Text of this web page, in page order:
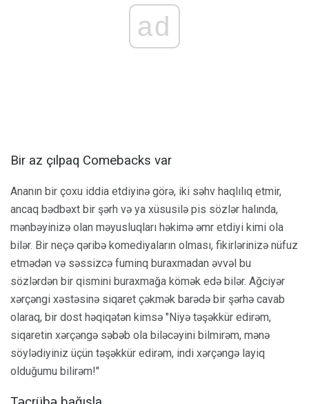
ad
Bir az çılpaq Comebacks var
Ananın bir çoxu iddia etdiyinə görə, iki səhv haqlılıq etmir,
ancaq bədbəxt bir şərh və ya xüsusilə pis sözlər halında,
mənbəyinizə olan məyusluqları həkimə əmr etdiyi kimi ola
bilər. Bir neçə qəribə komediyaların olması, fikirlərinizə nüfuz
etmədən və səssizcə fuminq buraxmadan əvvəl bu
sözlərdən bir qismini buraxmağa kömək edə bilər. Ağciyər
xərçəngi xəstəsinə siqaret çəkmək barədə bir şərhə cavab
olaraq, bir dost həqiqətən kimsə "Niyə təşəkkür edirəm,
siqaretin xərçəngə səbəb ola biləcəyini bilmirəm, mənə
söylədiyiniz üçün təşəkkür edirəm, indi xərçəngə layiq
olduğumu bilirəm!"